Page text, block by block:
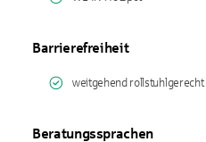
Barrierefreiheit
weitgehend rollstuhlgerecht
Beratungssprachen